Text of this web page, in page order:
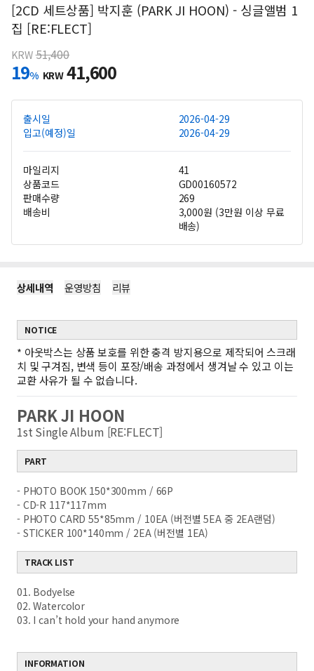
[2CD 세트상품] 박지훈 (PARK JI HOON) - 싱글앨범 1
집 [RE:FLECT]
KRW 51,400
19% KRW 41,600
출시일
2026-04-29
입고(예정)일
2026-04-29
마일리지
41
상품코드
GD00160572
판매수량
269
배송비
3,000원 (3만원 이상 무료
배송)
상세내역 운영방침 리뷰
NOTICE
* 아웃박스는 상품 보호를 위한 충격 방지용으로 제작되어 스크래
치 및 구겨짐, 변색 등이 포장/배송 과정에서 생겨날 수 있고 이는
교환 사유가 될 수 없습니다.
PARK JI HOON
1st Single Album [RE:FLECT]
PART
- PHOTO BOOK 150*300mm / 66P
- CD-R 117*117mm
- PHOTO CARD 55*85mm / 10EA (버전별 5EA 중 2EA랜덤)
- STICKER 100*140mm / 2EA (버전별 1EA)
TRACK LIST
01. Bodyelse
02. Watercolor
03. I can’t hold your hand anymore
INFORMATION